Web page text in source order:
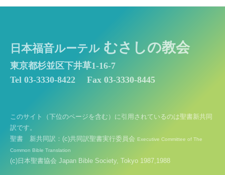
日本福音ルーテル むさしの教会
東京都杉並区下井草1-16-7
Tel 03-3330-8422
Fax 03-3330-8445
このサイト（下位のページを含む）に引用されているのは聖書新共同
訳です。
聖書 新共同訳：(c)共同訳聖書実行委員会 Executive Committee of The
Common Bible Translation
(c)日本聖書協会 Japan Bible Society, Tokyo 1987,1988